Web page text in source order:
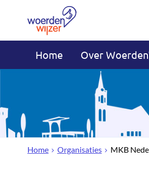
Home Over
Home Organisaties MKB